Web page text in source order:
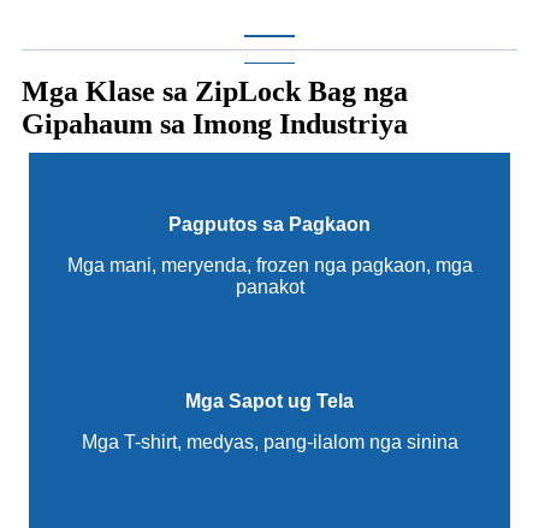
Mga Klase sa ZipLock Bag nga
Gipahaum sa Imong Industriya
Pagputos sa Pagkaon
Mga mani, meryenda, frozen nga pagkaon, mga
panakot
Mga Sapot ug Tela
Mga T-shirt, medyas, pang-ilalom nga sinina